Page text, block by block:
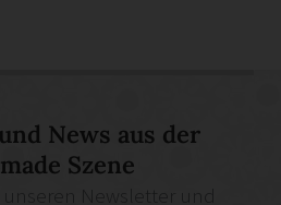
News aus der
Szene